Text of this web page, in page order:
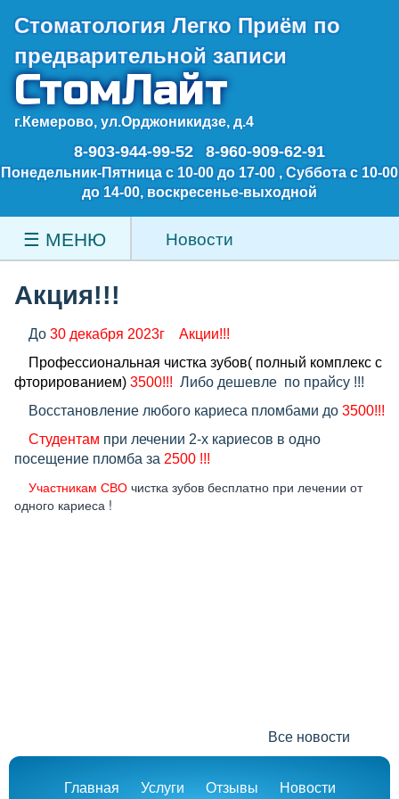
Стоматология Легко Приём по
предварительной записи
СтомЛайт
г.Кемерово, ул.Орджоникидзе, д.4
8-903-944-99-52 8-960-909-62-91
Понедельник-Пятница с 10-00 до 17-00 , Суббота с 10-00
до 14-00, воскресенье-выходной
☰ МЕНЮ Новости
ГЛАВНАЯ
ЛИЦЕНЗИИ
ФОТО
УСЛУГИ
ОТЗЫВЫ
НОВОСТИ
КОНТАКТЫ
Акция!!!
До 30 декабря 2023г
Акции!!!
Профессиональная чистка зубов( полный комплекс с
фторированием) 3500!!! Либо дешевле по прайсу !!!
Восстановление любого кариеса пломбами до 3500!!!
Студентам при лечении 2-х кариесов в одно
посещение пломба за 2500 !!!
Участникам СВО чистка зубов бесплатно при лечении от
одного кариеса !
Все новости
Главная Услуги Отзывы Новости